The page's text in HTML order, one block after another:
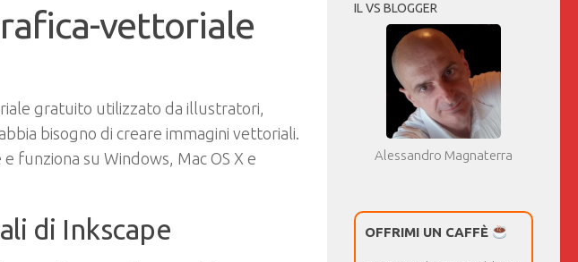
vettoriale
gratuito utilizzato da illustratori,
bisogno di creare immagini vettoriali.
su Windows, Mac OS X e
di Inkscape
IL VS BLOGGER
Alessandro Magnaterra
OFFRIMI UN CAFFÈ